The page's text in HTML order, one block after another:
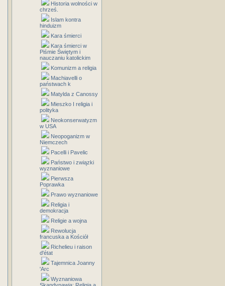
Historia wolności w
chrześ.
Islam kontra
hinduizm
Kara śmierci
Kara śmierci w
Piśmie Świętym i
nauczaniu katolickim
Komunizm a religia
Machiavelli o
państwach k
Matylda z Canossy
Mieszko I religia i
polityka
Neokonserwatyzm
w USA
Neopoganizm w
Niemczech
Pacelli i Pavelic
Państwo i związki
wyznaniowe
Pierwsza
Poprawka
Prawo wyznaniowe
Religia i
demokracja
Religie a wojna
Rewolucja
francuska a Kościół
Richelieu i raison
d'état
Tajemnica Joanny
'Arc
Wyznaniowa